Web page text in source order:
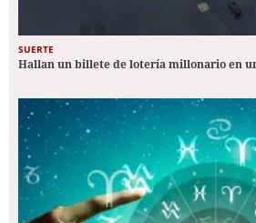
SUERTE
Hallan un billete de lotería millonario en